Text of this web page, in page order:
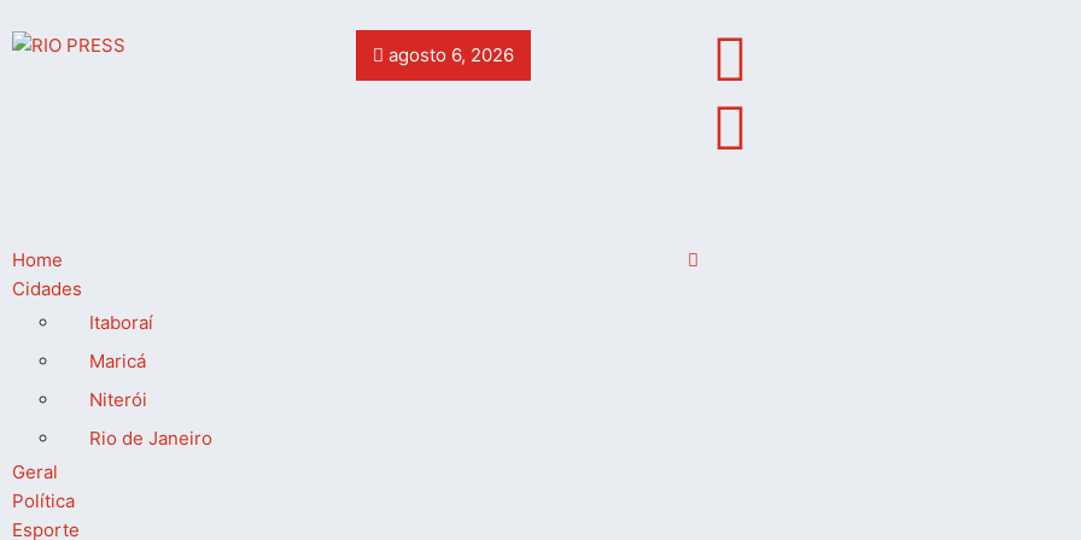
agosto 6, 2026
Home
Cidades
Itaboraí
Maricá
Niterói
Rio de Janeiro
Geral
Política
Esporte